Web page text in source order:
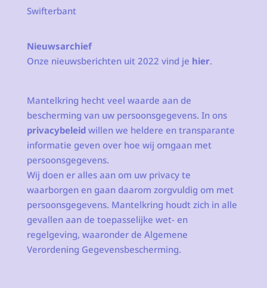
Swifterbant
Nieuwsarchief
Onze nieuwsberichten uit 2022 vind je hier.
Mantelkring hecht veel waarde aan de
bescherming van uw persoonsgegevens. In ons
privacybeleidwillen we heldere en transparante
informatie geven over hoe wij omgaan met
persoonsgegevens.
Wij doen er alles aan om uw privacy te
waarborgen en gaan daarom zorgvuldig om met
persoonsgegevens. Mantelkring houdt zich in alle
gevallen aan de toepasselijke wet- en
regelgeving, waaronder de Algemene
Verordening Gegevensbescherming.